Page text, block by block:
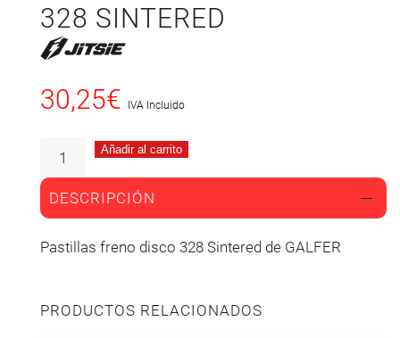
328 SINTERED
30,25€ IVA Incluido
Añadir al carrito
DESCRIPCIÓN
Pastillas freno disco 328 Sintered de GALFER
PRODUCTOS RELACIONADOS